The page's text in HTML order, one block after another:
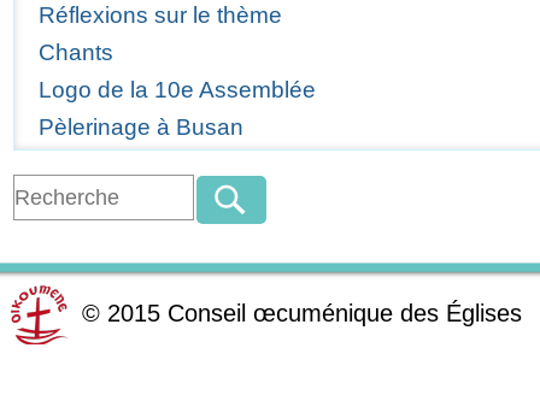
Réflexions sur le thème
Chants
Logo de la 10e Assemblée
Pèlerinage à Busan
© 2015 Conseil œcuménique des Églises